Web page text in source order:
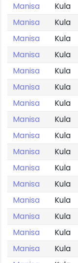
Manisa
Kula
Manisa
Kula
Manisa
Kula
Manisa
Kula
Manisa
Kula
Manisa
Kula
Manisa
Kula
Manisa
Kula
Manisa
Kula
Manisa
Kula
Manisa
Kula
Manisa
Kula
Manisa
Kula
Manisa
Kula
Manisa
Kula
Manisa
Kula